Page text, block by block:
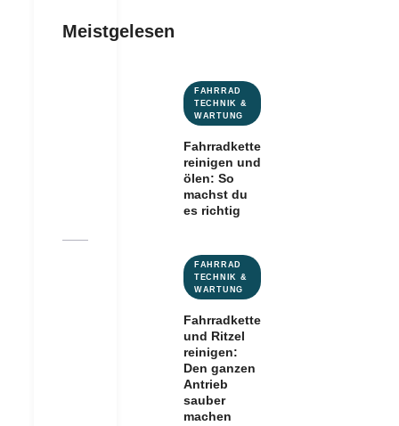
Meistgelesen
FAHRRAD
TECHNIK &
WARTUNG
Fahrradkette
reinigen und
ölen: So
machst du
es richtig
FAHRRAD
TECHNIK &
WARTUNG
Fahrradkette
und Ritzel
reinigen:
Den ganzen
Antrieb
sauber
machen